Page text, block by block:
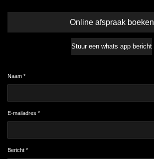
Online afspraak boeken
Stuur een whats app bericht
Naam *
E-mailadres *
Bericht *